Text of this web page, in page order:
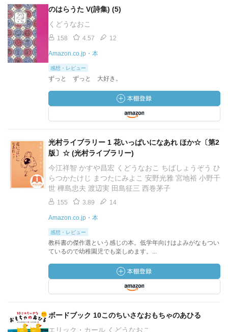
のはらうた V(詩集) (5)
くどうなおこ
158 4.57 12
Amazon.co.jp・本
感想・レビュー
ずっと ずっと 大好き。
光村ライブラリー 1 花いっぱいになあれ ほか☆〔第2
版〕☆ (光村ライブラリー)
今江祥智 かすや昌宏 くどうなおこ ちばしょうぞう ひ
らつかたけじ まつたにみよこ 安野光雅 宮地裕 小野千
世 樺島忠夫 渡辺実 田島征三 西巻茅子
155 3.89 14
Amazon.co.jp・本
感想・レビュー
教科書の傑作選という感じの本。低学年向けはよみがなもつい
ているので幼稚園児でも楽しめます。...
ボードブック 10このちいさなおもちゃのあひる
エリック・カール くどうなおこ